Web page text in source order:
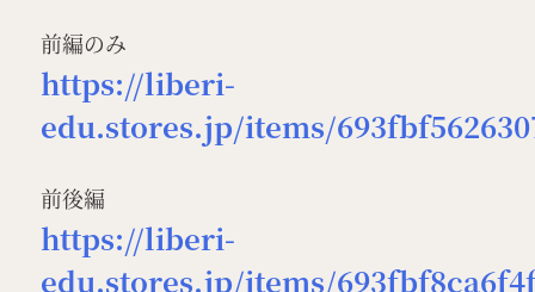
前編のみ
https://liberi-
edu.stores.jp/items/
前後編
https://liberi-
edu.stores.jp/items/